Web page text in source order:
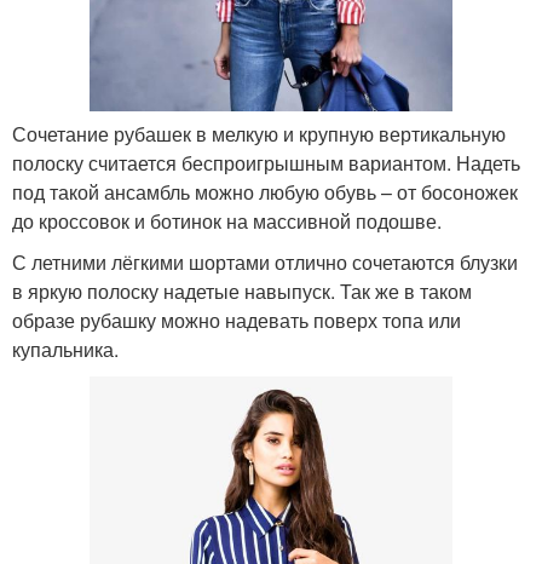
Сочетание рубашек в мелкую и крупную вертикальную
полоску считается беспроигрышным вариантом. Надеть
под такой ансамбль можно любую обувь – от босоножек
до кроссовок и ботинок на массивной подошве.
С летними лёгкими шортами отлично сочетаются блузки
в яркую полоску надетые навыпуск. Так же в таком
образе рубашку можно надевать поверх топа или
купальника.